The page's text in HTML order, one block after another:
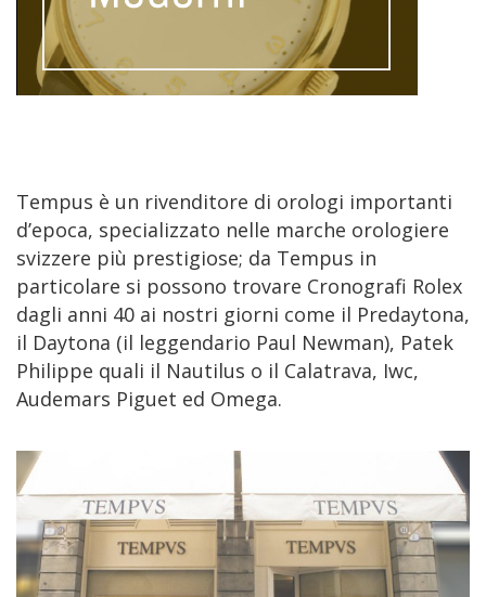
Tempus è un rivenditore di orologi importanti
d’epoca, specializzato nelle marche orologiere
svizzere più prestigiose; da Tempus in
particolare si possono trovare Cronografi Rolex
dagli anni 40 ai nostri giorni come il Predaytona,
il Daytona (il leggendario Paul Newman), Patek
Philippe quali il Nautilus o il Calatrava, Iwc,
Audemars Piguet ed Omega.